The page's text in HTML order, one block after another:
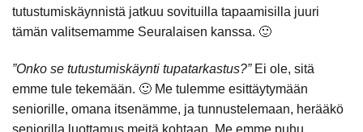
tutustumiskäynnistä jatkuu sovituilla tapaamisilla juuri
tämän valitsemamme Seuralaisen kanssa. 🙂
”Onko se tutustumiskäynti tupatarkastus?”Ei ole, sitä
emme tule tekemään. 🙂 Me tulemme esittäytymään
seniorille, omana itsenämme, ja tunnustelemaan, herääkö